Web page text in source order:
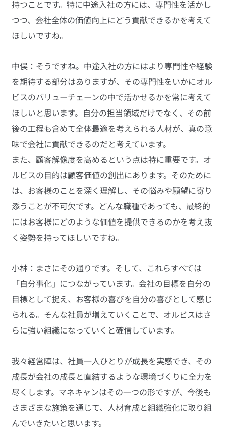
持つことです。特に中途入社の方には、専門性を活かし
つつ、会社全体の価値向上にどう貢献できるかを考えて
ほしいですね。
中俣：そうですね。中途入社の方にはより専門性や経験
を期待する部分はありますが、その専門性をいかにオル
ビスのバリューチェーンの中で活かせるかを常に考えて
ほしいと思います。自分の担当領域だけでなく、その前
後の工程も含めて全体最適を考えられる人材が、真の意
味で会社に貢献できるのだと考えています。
また、顧客解像度を高めるという点は特に重要です。オ
ルビスの目的は顧客価値の創出にあります。そのために
は、お客様のことを深く理解し、その悩みや願望に寄り
添うことが不可欠です。どんな職種であっても、最終的
にはお客様にどのような価値を提供できるのかを考え抜
く姿勢を持ってほしいですね。
小林：まさにその通りです。そして、これらすべては
「自分事化」につながっています。会社の目標を自分の
目標として捉え、お客様の喜びを自分の喜びとして感じ
られる。そんな社員が増えていくことで、オルビスはさ
らに強い組織になっていくと確信しています。
我々経営陣は、社員一人ひとりが成長を実感でき、その
成長が会社の成長と直結するような環境づくりに全力を
尽くします。マネキャンはその一つの形ですが、今後も
さまざまな施策を通じて、人材育成と組織強化に取り組
んでいきたいと思います。